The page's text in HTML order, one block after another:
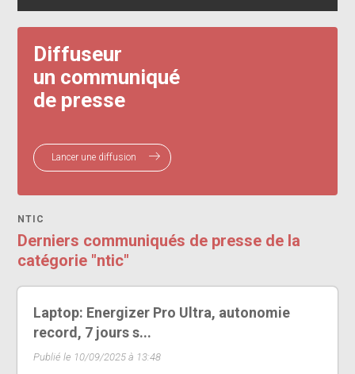
Diffuseur
un communiqué
de presse
Lancer une diffusion
NTIC
Derniers communiqués de presse de la
catégorie "ntic"
Laptop: Energizer Pro Ultra, autonomie
record, 7 jours s...
Publié le 10/09/2025 à 13:48